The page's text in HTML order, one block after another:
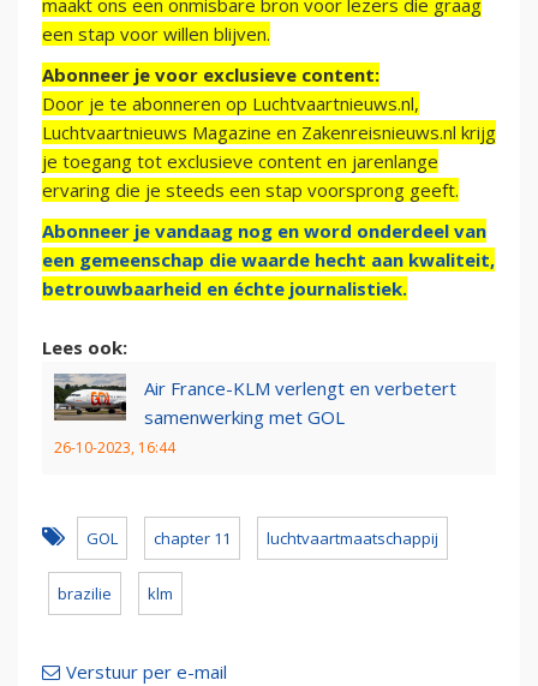
maakt ons een onmisbare bron voor lezers die graag
een stap voor willen blijven.
Abonneer je voor exclusieve content:
Door je te abonneren op Luchtvaartnieuws.nl,
Luchtvaartnieuws Magazine en Zakenreisnieuws.nl krijg
je toegang tot exclusieve content en jarenlange
ervaring die je steeds een stap voorsprong geeft.
Abonneer je vandaag nog en word onderdeel van
een gemeenschap die waarde hecht aan kwaliteit,
betrouwbaarheid en échte journalistiek.
Lees ook:
Air France-KLM verlengt en verbetert
samenwerking met GOL
26-10-2023, 16:44
GOL chapter 11 luchtvaartmaatschappij
brazilie klm
Verstuur per e-mail